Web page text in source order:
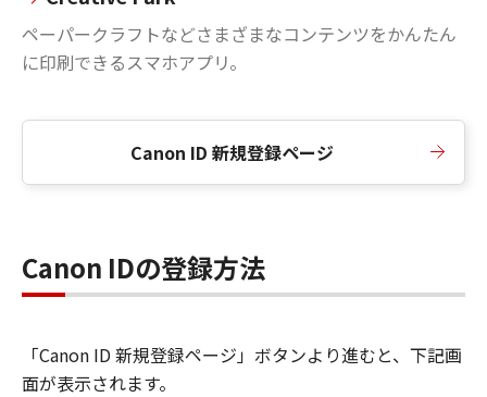
ペーパークラフトなどさまざまなコンテンツをかんたん
に印刷できるスマホアプリ。
Canon ID 新規登録ページ
Canon IDの登録方法
「Canon ID 新規登録ページ」ボタンより進むと、下記画
面が表示されます。